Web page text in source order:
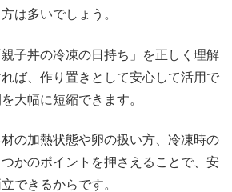
は多いでしょう。
子丼の冷凍の日持ち」を正しく理解
ば、作り置きとして安心して活用で
大幅に短縮できます。
の加熱状態や卵の扱い方、冷凍時の
かのポイントを押さえることで、安
できるからです。